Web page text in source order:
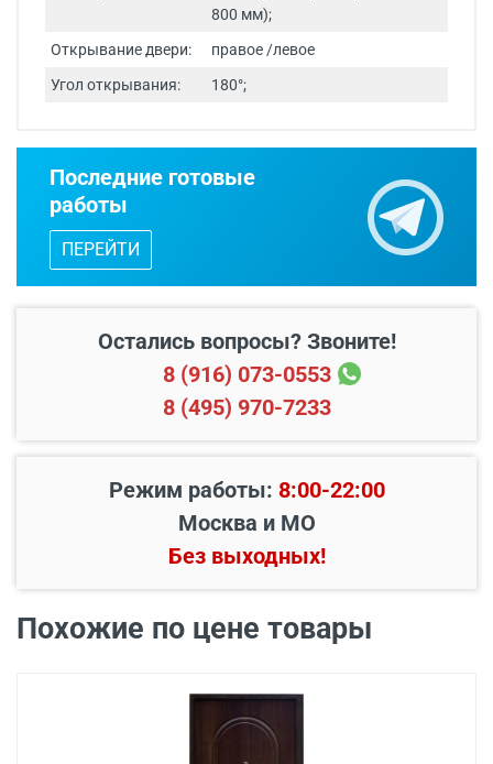
800 мм);
Открывание двери:
правое /левое
Угол открывания:
180°;
Бесплатный выезд специалиста
каталогом входных дверей, образцами
Последние готовые
работы
ПЕРЕЙТИ
Остались вопросы? Звоните!
8 (916) 073-0553
8 (495) 970-7233
Режим работы: 8:00-22:00
Москва и МО
Без выходных!
Похожие по цене товары